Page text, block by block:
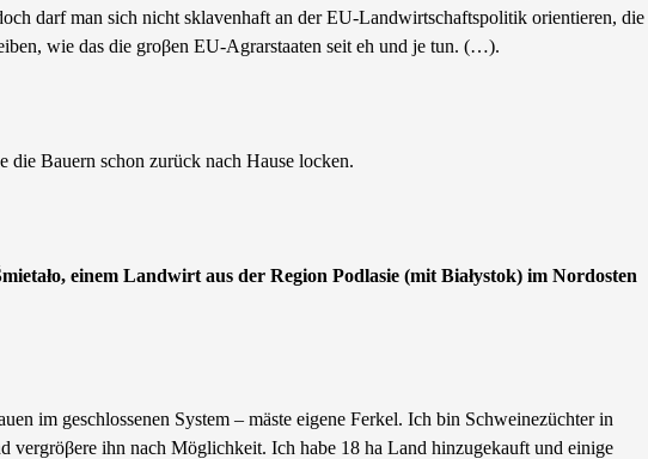
darf man sich nicht sklavenhaft an der EU-Landwirtschaftspolitik orientieren, die
wie das die groβen EU-Agrarstaaten seit eh und je tun. (…).
Bauern schon zurück nach Hause locken.
einem Landwirt aus der Region Podlasie (mit Białystok) im Nordosten
im geschlossenen System – mäste eigene Ferkel. Ich bin Schweinezüchter in
vergröβere ihn nach Möglichkeit. Ich habe 18 ha Land hinzugekauft und einige